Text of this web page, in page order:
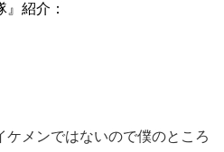
』紹介：
ケメンではないので僕のところ